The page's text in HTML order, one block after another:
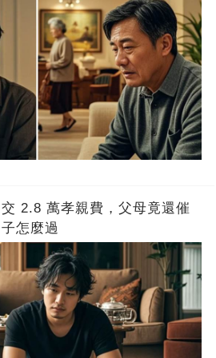
2.8 萬孝親費，父母竟還催
怎麼過